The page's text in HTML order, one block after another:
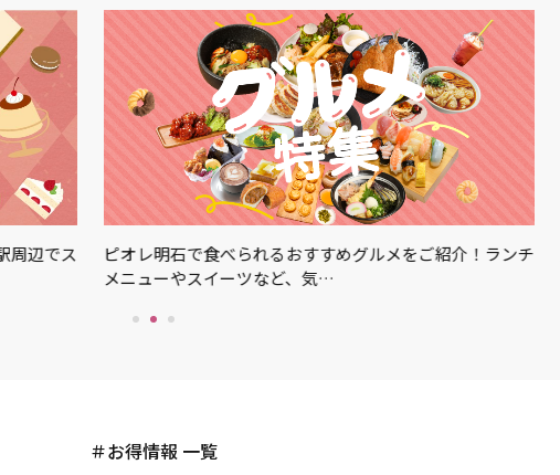
周辺でス
ピオレ明石で食べられるおすすめグルメをご紹介！ランチ
メニューやスイーツなど、気…
お得情報 一覧